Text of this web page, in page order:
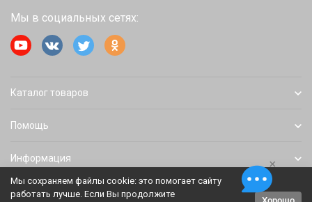
Мы в социальных сетях:
Каталог товаров
Помощь
Информация
Мы сохраняем файлы cookie: это помогает сайту
работать лучше. Если Вы продолжите
×